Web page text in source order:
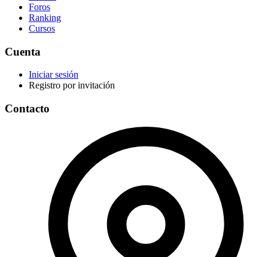
Foros
Ranking
Cursos
Cuenta
Iniciar sesión
Registro por invitación
Contacto